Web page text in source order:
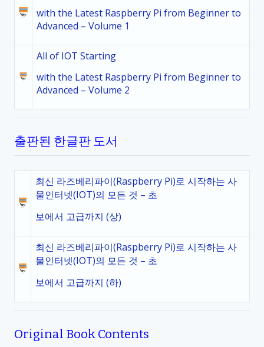
with the Latest Raspberry Pi from Beginner to
Advanced – Volume 1
All of IOT Starting
with the Latest Raspberry Pi from Beginner to
Advanced – Volume 2
출판된 한글판 도서
최신 라즈베리파이(Raspberry Pi)로 시작하는 사
물인터넷(IOT)의 모든 것 – 초
보에서 고급까지 (상)
최신 라즈베리파이(Raspberry Pi)로 시작하는 사
물인터넷(IOT)의 모든 것 – 초
보에서 고급까지 (하)
Original Book Contents